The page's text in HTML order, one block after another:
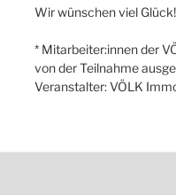
Wir wünschen viel Glück!
* Mitarbeiter:innen der
von der Teilnahme
Veranstalter: VÖLK